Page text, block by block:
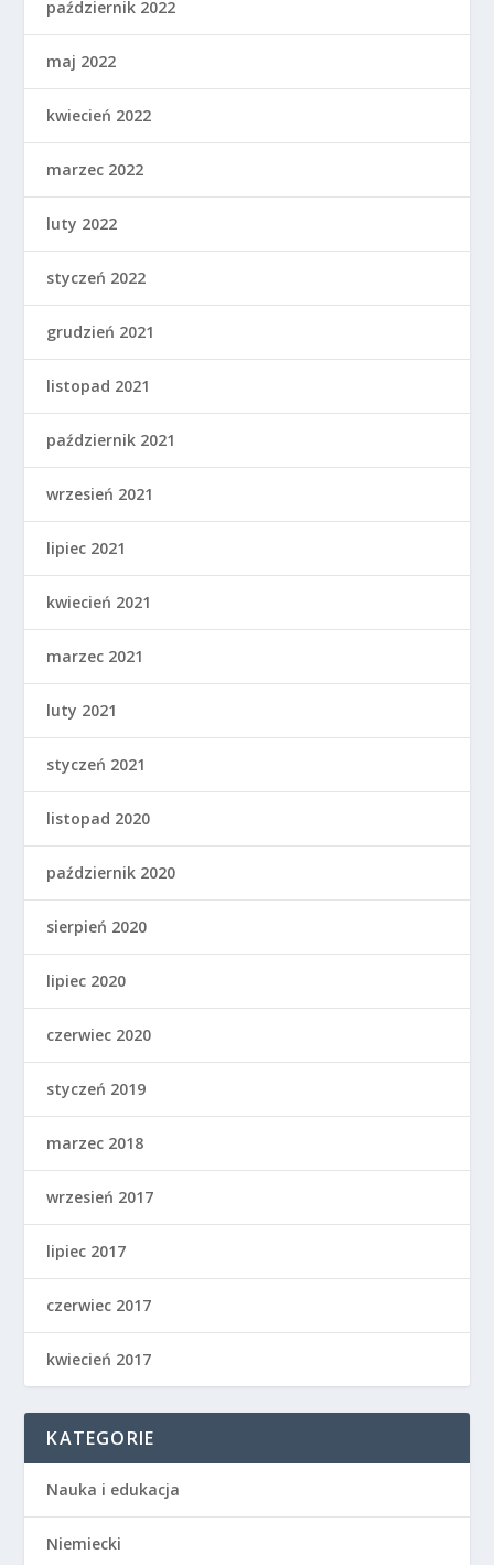
październik 2022
maj 2022
kwiecień 2022
marzec 2022
luty 2022
styczeń 2022
grudzień 2021
listopad 2021
październik 2021
wrzesień 2021
lipiec 2021
kwiecień 2021
marzec 2021
luty 2021
styczeń 2021
listopad 2020
październik 2020
sierpień 2020
lipiec 2020
czerwiec 2020
styczeń 2019
marzec 2018
wrzesień 2017
lipiec 2017
czerwiec 2017
kwiecień 2017
KATEGORIE
Nauka i edukacja
Niemiecki